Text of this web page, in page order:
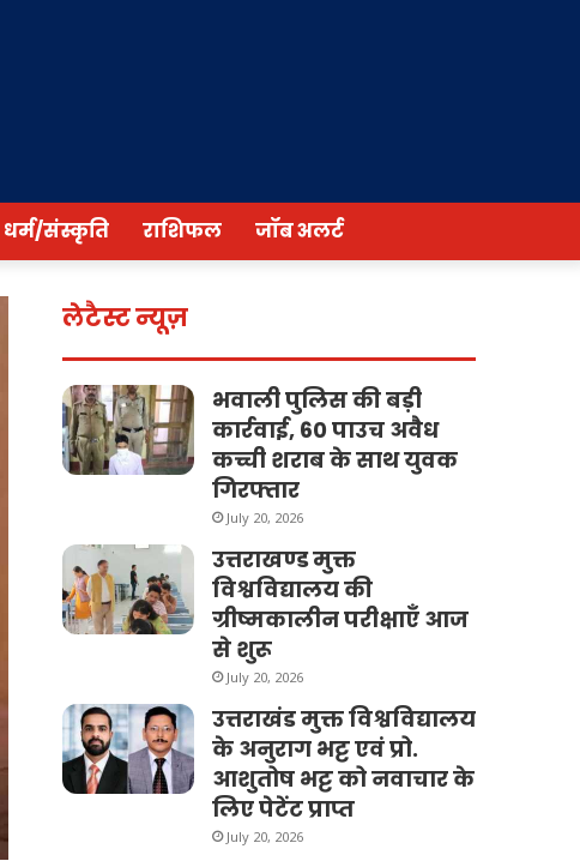
धर्म/संस्कृति राशिफल जॉब अलर्ट
लेटैस्ट न्यूज़
भवाली पुलिस की बड़ी
कार्रवाई, 60 पाउच अवैध
कच्ची शराब के साथ युवक
गिरफ्तार
July 20, 2026
उत्तराखण्ड मुक्त
विश्वविद्यालय की
ग्रीष्मकालीन परीक्षाएँ आज
से शुरू
July 20, 2026
उत्तराखंड मुक्त विश्वविद्यालय
के अनुराग भट्ट एवं प्रो.
आशुतोष भट्ट को नवाचार के
लिए पेटेंट प्राप्त
July 20, 2026